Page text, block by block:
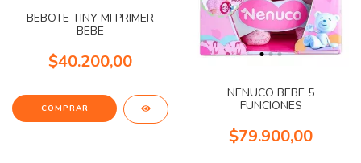
BEBOTE TINY MI PRIMER
BEBE
$40.200,00
NENUCO BEBE 5
FUNCIONES
$79.900,00